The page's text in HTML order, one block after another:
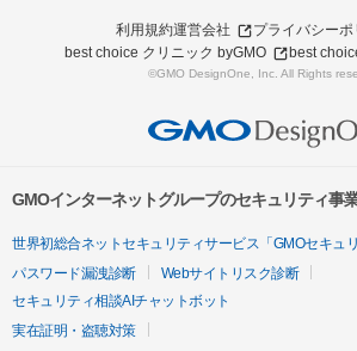
利用規約運営会社
プライバシーポ
best choice クリニック byGMO
best
©GMO DesignOne, Inc. All Rights
GMOインターネットグループのセキュリティ事
世界初総合ネットセキュリティサービス「GMOセキュリ
パスワード漏洩診断
Webサイトリスク診断
セキュリティ相談AIチャットボット
実在証明・盗聴対策